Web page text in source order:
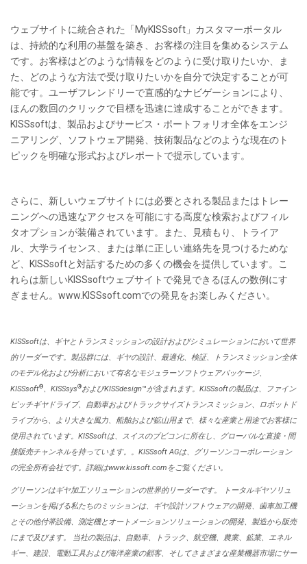
ウェブサイトに統合された「MyKISSsoft」カスタマーポータル
は、持続的な利用の基盤を築き、お客様の注目を集めるシステム
です。お客様はどのような情報をどのように受け取りたいか、ま
た、どのような方法で受け取りたいかを自分で決定することが可
能です。ユーザフレンドリーで直感的なナビゲーションにより、
ほんの数回のクリックで目標を迅速に達成することができます。
KISSsoftは、製品およびサービス・ポートフォリオ全体をエンジ
ニアリング、ソフトウェア開発、技術製品などのような現在のト
ピックを明確な形式およびレポートで提示しています。
さらに、新しいウェブサイトには必要とされる製品またはトレー
ニングへの迅速なアクセスを可能にする高度な検索およびフィル
タオプションが装備されています。また、見積もり、トライア
ル、大学ライセンス、または単に正しい連絡先を見つけるためな
ど、KISSsoftと対話するための多くの機会を提供しています。こ
れらは新しいKISSsoftウェブサイトで発見できるほんの数例にす
ぎません。www.KISSsoft.comでの発見をお楽しみください。
KISSsoftは、ギヤとトランスミッションの設計およびシミュレーションにおいて世界
的リーダーです。製品群には、ギヤの設計、最適化、検証、トランスミッション全体
のモデル化および分析において有名なモジュラーソフトウェアパッケージ、
KISSsoft®、KISSsys®およびKISSdesign™が含まれます。KISSsoftの製品は、ファイン
ピッチギヤドライブ、自動車およびトラックサイズトランスミッション、ロボットド
ライブから、より大きな風力、船舶および鉱山用まで、様々な産業と用途でお客様に
使用されています。KISSsoftは、スイスのブビコンに所在し、グローバルな直接・間
接販売チャンネルを持っています。。KISSsoft AGは、グリーソンコーポレーション
の完全所有会社です。詳細はwww.kissoft.com をご覧ください。
グリーソンはギヤ加工ソリューションの世界的リーダーです。 トータルギヤソリュ
ーションを掲げる私たちのミッションは、ギヤ設計ソフトウェアの開発、歯車加工機
とその他付帯設備、測定機とオートメーションソリューションの開発、製造から販売
にまで及びます。 当社の製品は、自動車、トラック、航空機、農業、鉱業、エネル
ギー、建設、電動工具および海洋産業の顧客、そしてさまざまな産業機器市場にサー